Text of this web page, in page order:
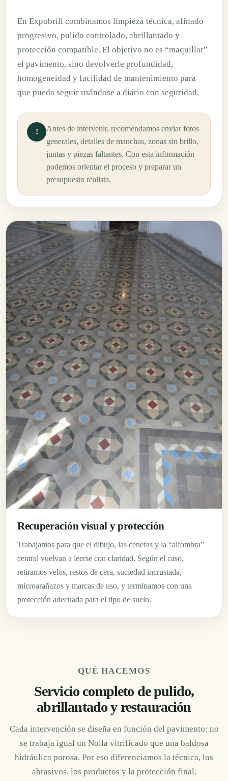
En Expobrill combinamos limpieza técnica, afinado
progresivo, pulido controlado, abrillantado y
protección compatible. El objetivo no es “maquillar”
el pavimento, sino devolverle profundidad,
homogeneidad y facilidad de mantenimiento para
que pueda seguir usándose a diario con seguridad.
!
Antes de intervenir, recomendamos enviar fotos
generales, detalles de manchas, zonas sin brillo,
juntas y piezas faltantes. Con esta información
podemos orientar el proceso y preparar un
presupuesto realista.
Recuperación visual y protección
Trabajamos para que el dibujo, las cenefas y la “alfombra”
central vuelvan a leerse con claridad. Según el caso,
retiramos velos, restos de cera, suciedad incrustada,
microarañazos y marcas de uso, y terminamos con una
protección adecuada para el tipo de suelo.
QUÉ HACEMOS
Servicio completo de pulido,
abrillantado y restauración
Cada intervención se diseña en función del pavimento: no
se trabaja igual un Nolla vitrificado que una baldosa
hidráulica porosa. Por eso diferenciamos la técnica, los
abrasivos, los productos y la protección final.